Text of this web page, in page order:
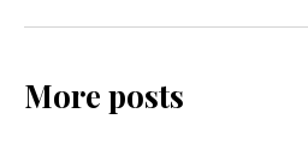
More posts